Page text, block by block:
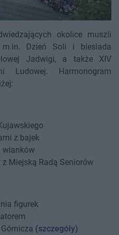
okolice muszli
m.in. Dzień Soli i biesiada
Jadwigi, a także XIV
Ludowej. Harmonogram
z bajek
wianków
Miejską Radą Seniorów
figurek
(szczegóły)